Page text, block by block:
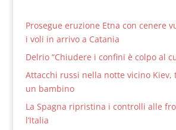
Prosegue eruzione Etna con cenere
i voli in arrivo a Catania
Delrio “Chiudere i confini è colpo al
Attacchi russi nella notte vicino
un bambino
La Spagna ripristina i controlli alle
l’Italia